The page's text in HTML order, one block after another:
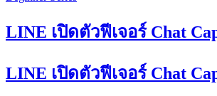
LINE เปิดตัวฟีเจอร์ Chat
LINE เปิดตัวฟีเจอร์ Chat